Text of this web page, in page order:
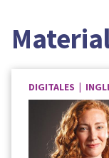
DIGITALES |